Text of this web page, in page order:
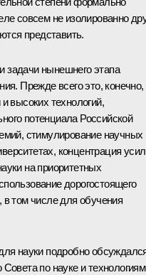
совсем не изолированно
представить.
задачи нынешнего этапа
Прежде всего это, конечно,
высоких технологий,
потенциала Российской
стимулирование научных
концентрация
на приоритетных
дорогостоящего
в том числе для обучения
науки подробно
Совета по науке и технологиям